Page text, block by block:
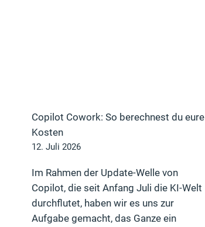
Copilot Cowork: So berechnest du eure
Kosten
12. Juli 2026
Im Rahmen der Update-Welle von
Copilot, die seit Anfang Juli die KI-Welt
durchflutet, haben wir es uns zur
Aufgabe gemacht, das Ganze ein